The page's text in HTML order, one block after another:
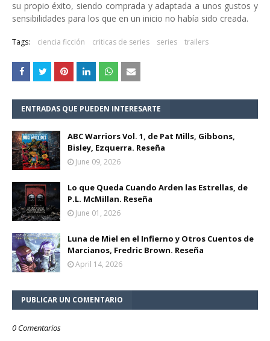
su propio éxito, siendo comprada y adaptada a unos gustos y
sensibilidades para los que en un inicio no había sido creada.
Tags: ciencia ficción criticas de series series trailers
ENTRADAS QUE PUEDEN INTERESARTE
ABC Warriors Vol. 1, de Pat Mills, Gibbons,
Bisley, Ezquerra. Reseña
June 09, 2026
Lo que Queda Cuando Arden las Estrellas, de
P.L. McMillan. Reseña
June 01, 2026
Luna de Miel en el Infierno y Otros Cuentos de
Marcianos, Fredric Brown. Reseña
April 14, 2026
PUBLICAR UN COMENTARIO
0 Comentarios